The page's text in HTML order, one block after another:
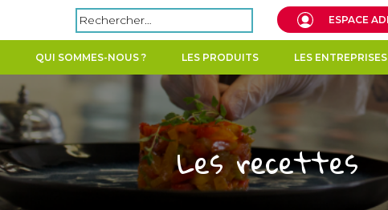
Rechercher : ESPACE
QUI SOMMES-NOUS ? LES PRODUITS LES
Les recettes